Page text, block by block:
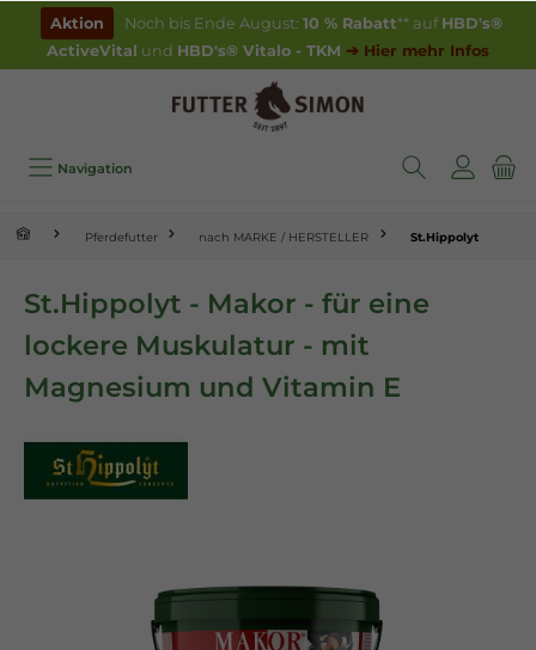
springen
Aktion Noch bis Ende August: 10 % Rabatt** auf HBD's®
ActiveVital und HBD's® Vitalo - TKM ➔ Hier mehr Infos
Navigation
Pferdefutter nach MARKE / HERSTELLER St.Hippolyt
St.Hippolyt - Makor - für eine
lockere Muskulatur - mit
Magnesium und Vitamin E